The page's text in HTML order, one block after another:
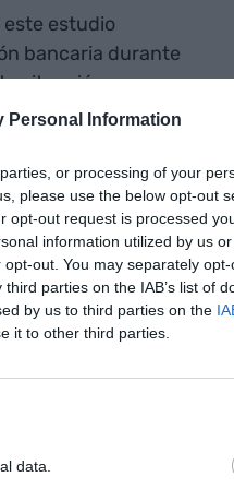
Personal Information
or processing of your
please use the below opt-out
opt-out request is processed
information utilized by us
out. You may separately
parties on the IAB’s list of
by us to third parties on the
it to other third parties.
data.
este estudio
bancaria durante
situación es que
y un 67%
un 42% de las
, elrentingy el
ha revelado un
y un uso menor,
empresas
de que se
apoyan esta
mientras que un
mantendrán las